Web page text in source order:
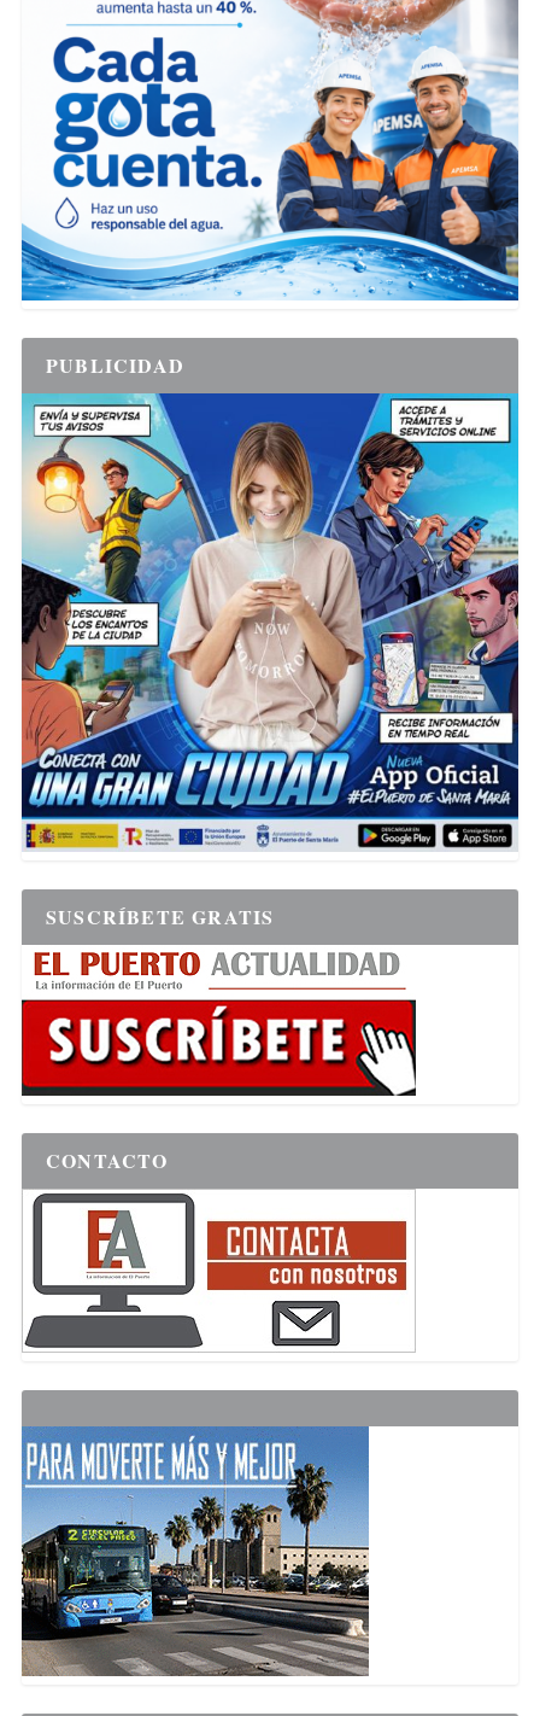
PUBLICIDAD
SUSCRÍBETE GRATIS
CONTACTO